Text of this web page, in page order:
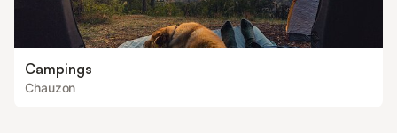
Campings
Chauzon